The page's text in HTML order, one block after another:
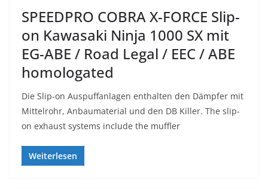
SPEEDPRO COBRA X-FORCE Slip-
on Kawasaki Ninja 1000 SX mit
EG-ABE / Road Legal / EEC / ABE
homologated
Die Slip-on Auspuffanlagen enthalten den Dämpfer mit
Mittelrohr, Anbaumaterial und den DB Killer. The slip-
on exhaust systems include the muffler
Weiterlesen